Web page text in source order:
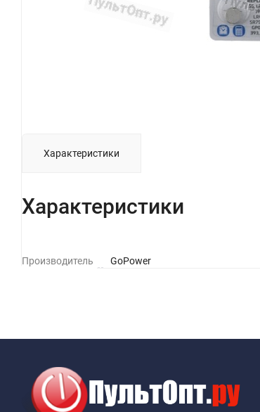
Характеристики
Характеристики
Производитель GoPower